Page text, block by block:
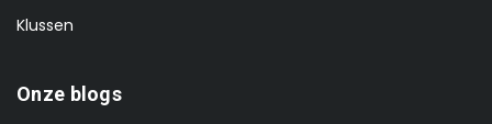
Klussen
Onze blogs